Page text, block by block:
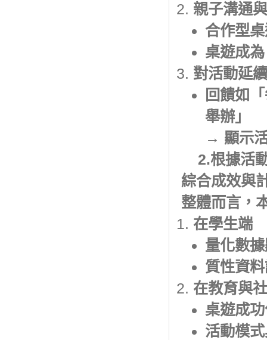
親子溝通
合作型
桌遊成
對活動延
回饋如
舉辦」
→ 顯示
2.根據活
綜合成效與
整體而言，
在學生端
量化數
質性資
在教育與
桌遊成
活動模